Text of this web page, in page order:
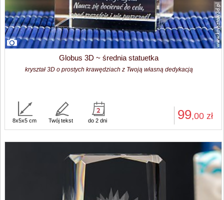
Globus 3D ~ średnia statuetka
kryształ 3D o prostych krawędziach z Twoją własną dedykacją
99,00 zł
8x5x5 cm Twój tekst do 2 dni